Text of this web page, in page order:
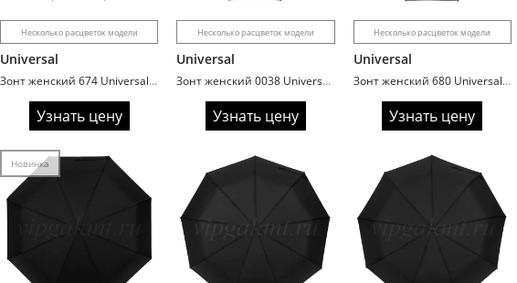
Несколько расцветок модели
Universal
Зонт женский 674 Universal автомат rhinestones
Узнать цену
Несколько расцветок модели
Universal
Зонт женский 0038 Universal автомат сатин
Узнать цену
Несколько расцветок модели
Universal
Зонт женский 680 Universal полный автомат сатин Drops
Узнать цену
Новинка